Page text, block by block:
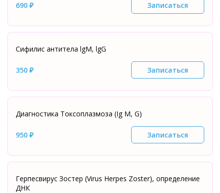
690 ₽ Записаться
Сифилис антитела lgM, lgG
350 ₽ Записаться
Диагностика Токсоплазмоза (Ig M, G)
950 ₽ Записаться
Герпесвирус Зостер (Virus Herpes Zoster), определение
ДНК